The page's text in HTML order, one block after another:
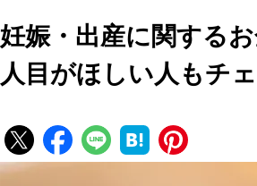
妊娠・出産に関する
人目がほしい人もチ